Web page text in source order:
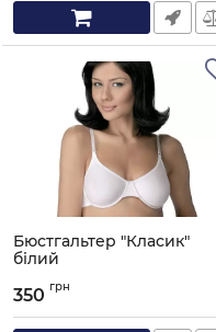
Бюстгальтер "Класик"
білий
350 грн